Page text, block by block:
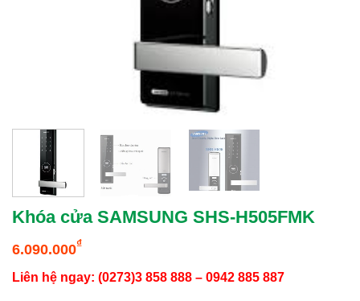
Khóa cửa SAMSUNG SHS-H505FMK
6.090.000₫
Liên hệ ngay: (0273)3 858 888 – 0942 885 887